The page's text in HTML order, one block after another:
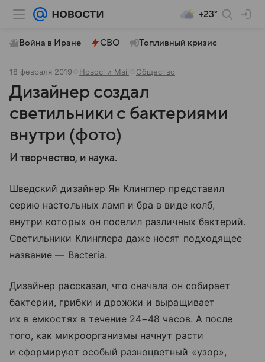
+23°
Война в Иране СВО Топливный кризис
18 февраля 2019 Новости Mail Общество
Дизайнер создал
светильники с бактериями
внутри (фото)
И творчество, и наука.
Шведский дизайнер Ян Клинглер представил
серию настольных ламп и бра в виде колб,
внутри которых он поселил различных бактерий.
Светильники Клинглера даже носят подходящее
название — Bacteria.
Дизайнер рассказал, что сначала он собирает
бактерии, грибки и дрожжи и выращивает
их в емкостях в течение 24−48 часов. А после
того, как микроорганизмы начнут расти
и сформируют особый разноцветный «узор»,